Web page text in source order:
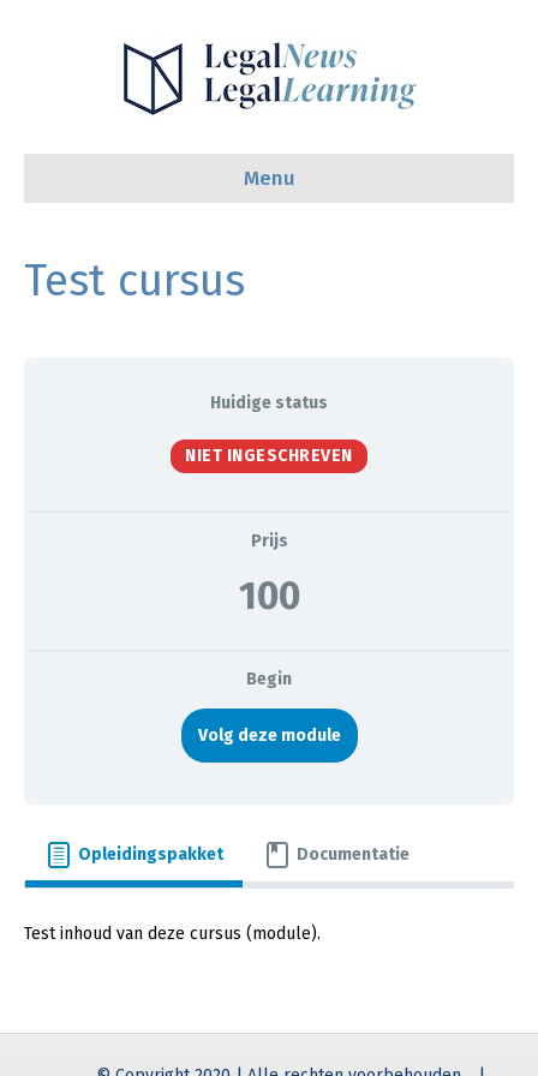
Menu
Test cursus
Huidige status
NIET INGESCHREVEN
Prijs
100
Begin
Volg deze module
Opleidingspakket Documentatie
Test inhoud van deze cursus (module).